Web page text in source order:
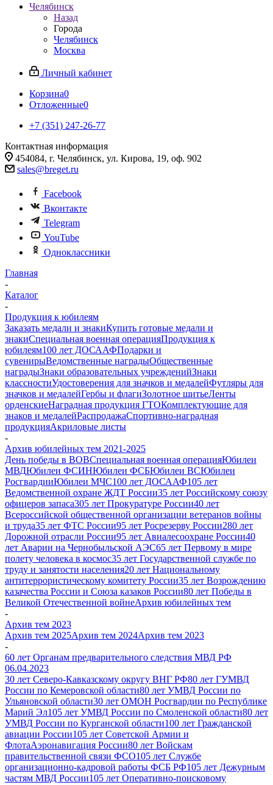
Челябинск
Назад
Города
Челябинск
Москва
Личный кабинет
Корзина0
Отложенные0
+7 (351) 247-26-77
Контактная информация
454084, г. Челябинск, ул. Кирова, 19, оф. 902
sales@breget.ru
Facebook
Вконтакте
Telegram
YouTube
Одноклассники
Главная
-
Каталог
-
Продукция к юбилеям
Заказать медали и знакиКупить готовые медали и
знакиСпециальная военная операцияПродукция к
юбилеям100 лет ДОСААФПодарки и
сувенирыВедомственные наградыОбщественные
наградыЗнаки образовательных учрежденийЗнаки
классностиУдостоверения для значков и медалейФутляры для
значков и медалейГербы и флагиЗолотное шитьеЛенты
орденскиеНаградная продукция ГТОКомплектующие для
знаков и медалейРаспродажаСпортивно-наградная
продукцияАкриловые листы
-
Архив юбилейных тем 2021-2025
День победы в ВОВСпециальная военная операцияЮбилеи
МВДЮбилеи ФСИНЮбилеи ФСБЮбилеи ВСЮбилеи
РосгвардииЮбилеи МЧС100 лет ДОСААФ105 лет
Ведомственной охране ЖДТ России35 лет Российскому союзу
офицеров запаса305 лет Прокуратуре России40 лет
Всероссийской общественной организации ветеранов войны
и труда35 лет ФТС России95 лет Росрезерву России280 лет
Дорожной отрасли России95 лет Авиалесоохране России40
лет Аварии на Чернобыльской АЭС65 лет Первому в мире
полету человека в космос35 лет Государственной службе по
труду и занятости населения20 лет Национальному
антитеррористическому комитету России35 лет Возрождению
казачества России и Союза казаков России80 лет Победы в
Великой Отечественной войнеАрхив юбилейных тем
-
Архив тем 2023
Архив тем 2025Архив тем 2024Архив тем 2023
-
60 лет Органам предварительного следствия МВД РФ
06.04.2023
30 лет Северо-Кавказскому округу ВНГ РФ80 лет ГУМВД
России по Кемеровской области80 лет УМВД России по
Ульяновской области30 лет ОМОН Росгвардии по Республике
Марий Эл105 лет УМВД России по Смоленской области80 лет
УМВД России по Курганской области100 лет Гражданской
авиации России105 лет Советской Армии и
ФлотаАэронавигация России80 лет Войскам
правительственной связи ФСО105 лет Службе
организационно-кадровой работы ФСБ РФ105 лет Дежурным
частям МВД России105 лет Оперативно-поисковому